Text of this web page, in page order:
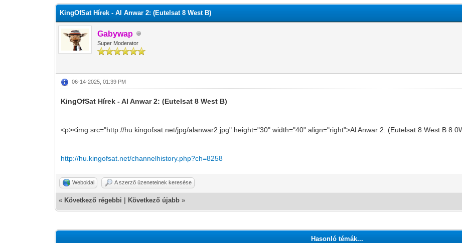
KingOfSat Hírek - Al Anwar 2: (Eutelsat 8 West B)
Gabywap
Super Moderator
06-14-2025, 01:39 PM
KingOfSat Hírek - Al Anwar 2: (Eutelsat 8 West B)
<p><img src="http://hu.kingofsat.net/jpg/alanwar2.jpg" height="30" width="40" align="right">Al Anwar 2: (Eutelsat 8 West B
http://hu.kingofsat.net/channelhistory.php?ch=8258
Weboldal A szerző üzeneteinek keresése
« Következő régebbi Következő újabb »
Hasonló témák...